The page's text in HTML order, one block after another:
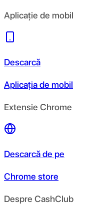
Aplicație de mobil
Descarcă
Aplicația de mobil
Extensie Chrome
Descarcă de pe
Chrome store
Despre CashClub